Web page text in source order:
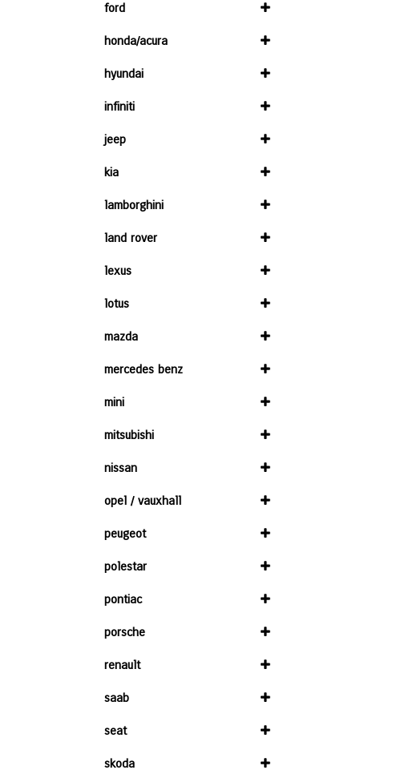
ford
honda/acura
hyundai
infiniti
jeep
kia
lamborghini
land rover
lexus
lotus
mazda
mercedes benz
mini
mitsubishi
nissan
opel / vauxhall
peugeot
polestar
pontiac
porsche
renault
saab
seat
skoda